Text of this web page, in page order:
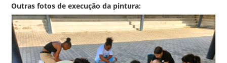
Outras fotos de execução da pintura: